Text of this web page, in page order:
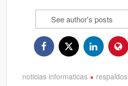
See author's posts
noticias informaticas respaldos